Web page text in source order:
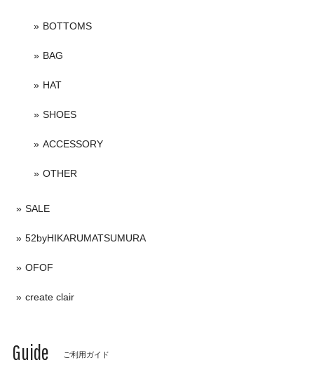
BOTTOMS
BAG
HAT
SHOES
ACCESSORY
OTHER
SALE
52byHIKARUMATSUMURA
OFOF
create clair
Guide ご利用ガイド